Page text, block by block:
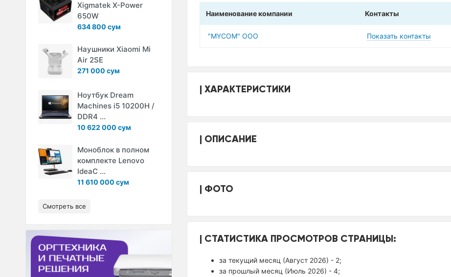
Наименование компании Контакты
"MYCOM" ООО Показать контакты
ХАРАКТЕРИСТИКИ
ОПИСАНИЕ
ФОТО
СТАТИСТИКА ПРОСМОТРОВ СТРАНИЦЫ:
за текущий месяц (Август 2026) - 2;
за прошлый месяц (Июль 2026) - 4;
Xigmatek X-Power
650W
634 800 сум
Наушники Xiaomi Mi
Air 2SE
271 000 сум
Ноутбук Dream
Machines i5 10200H /
DDR4 ...
10 622 000 сум
Моноблок в полном
комплекте Lenovo
IdeaC ...
11 610 000 сум
Смотреть все